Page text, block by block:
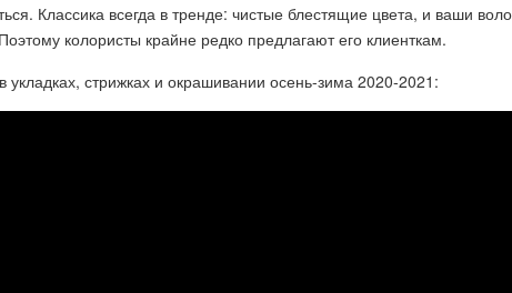
Классика всегда в тренде: чистые блестящие цвета, и ваши
колористы крайне редко предлагают его клиенткам.
стрижках и окрашивании осень-зима 2020-2021: